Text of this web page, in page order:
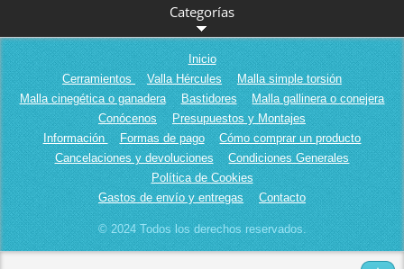
Categorías
Inicio
Cerramientos
Valla Hércules
Malla simple torsión
Malla cinegética o ganadera
Bastidores
Malla gallinera o conejera
Conócenos
Presupuestos y Montajes
Información
Formas de pago
Cómo comprar un producto
Cancelaciones y devoluciones
Condiciones Generales
Política de Cookies
Gastos de envío y entregas
Contacto
© 2024 Todos los derechos reservados.